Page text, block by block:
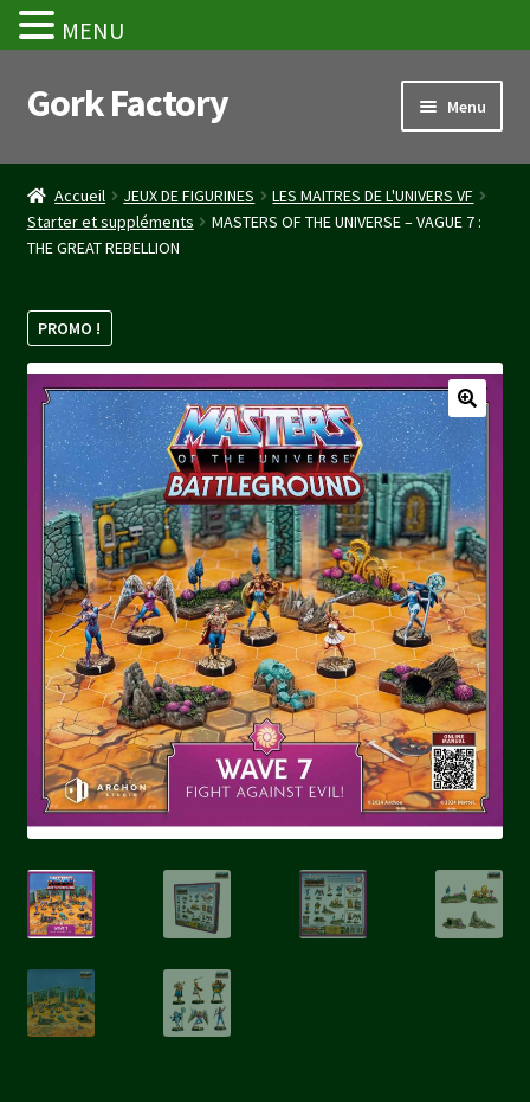
Aller
à
navigation
Aller
au
Gork Factory Menu
Accueil
CGV
Panier
Stripe Payment Success Page
Validation de la commande
Accueil JEUX DE FIGURINES
LES MAITRES DE L'UNIVERS VF
Starter et suppléments
MASTERS OF THE UNIVERSE – VAGUE 7 :
THE GREAT REBELLION
PROMO !
MENU